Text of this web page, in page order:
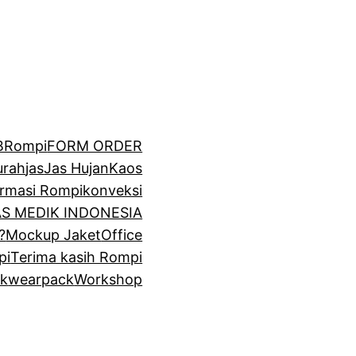
FORM ORDER
jasJas HujanKaos
Rompikonveksi
MEDIK INDONESIA
Mockup JaketOffice
Terima kasih Rompi
wearpackWorkshop